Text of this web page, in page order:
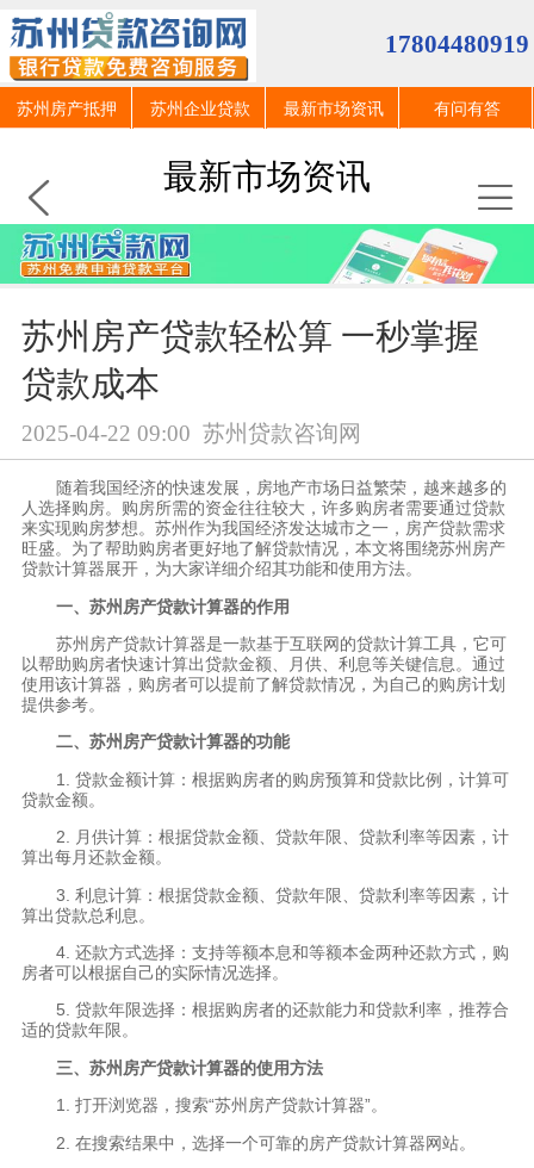
17804480919
苏州房产抵押 苏州企业贷款 最新市场资讯 有问有答
最新市场资讯
苏州房产贷款轻松算 一秒掌握
贷款成本
2025-04-22 09:00 苏州贷款咨询网
随着我国经济的快速发展，房地产市场日益繁荣，越来越多的
人选择购房。购房所需的资金往往较大，许多购房者需要通过贷款
来实现购房梦想。苏州作为我国经济发达城市之一，房产贷款需求
旺盛。为了帮助购房者更好地了解贷款情况，本文将围绕苏州房产
贷款计算器展开，为大家详细介绍其功能和使用方法。
一、苏州房产贷款计算器的作用
苏州房产贷款计算器是一款基于互联网的贷款计算工具，它可
以帮助购房者快速计算出贷款金额、月供、利息等关键信息。通过
使用该计算器，购房者可以提前了解贷款情况，为自己的购房计划
提供参考。
二、苏州房产贷款计算器的功能
1. 贷款金额计算：根据购房者的购房预算和贷款比例，计算可
贷款金额。
2. 月供计算：根据贷款金额、贷款年限、贷款利率等因素，计
算出每月还款金额。
3. 利息计算：根据贷款金额、贷款年限、贷款利率等因素，计
算出贷款总利息。
4. 还款方式选择：支持等额本息和等额本金两种还款方式，购
房者可以根据自己的实际情况选择。
5. 贷款年限选择：根据购房者的还款能力和贷款利率，推荐合
适的贷款年限。
三、苏州房产贷款计算器的使用方法
1. 打开浏览器，搜索“苏州房产贷款计算器”。
2. 在搜索结果中，选择一个可靠的房产贷款计算器网站。